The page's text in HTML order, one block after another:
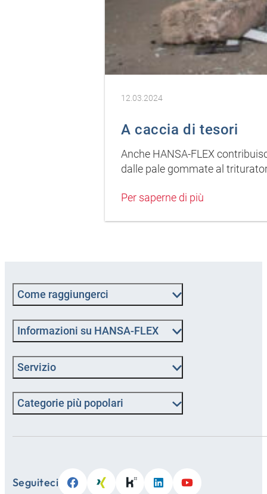
12.03.2024
A caccia di tesori
Anche HANSA-FLEX
dalle pale gommate al
Per saperne di più
Come raggiungerci
Informazioni su HANSA-FLEX
Servizio
Categorie più popolari
Seguiteci